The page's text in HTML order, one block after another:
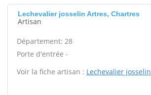
Lechevalier josselin Artres, Chartres
Artisan
Département: 28
Porte d'entrée -
Voir la fiche artisan : Lechevalier josselin